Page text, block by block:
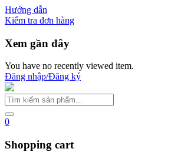
Hướng dẫn
Kiểm tra đơn hàng
Xem gần đây
You have no recently viewed item.
Đăng nhập/Đăng ký
0
Shopping cart